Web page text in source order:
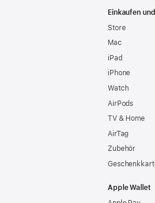
Einkaufen
Store
Mac
iPad
iPhone
Watch
AirPods
TV & Home
AirTag
Zubehör
Apple Wallet